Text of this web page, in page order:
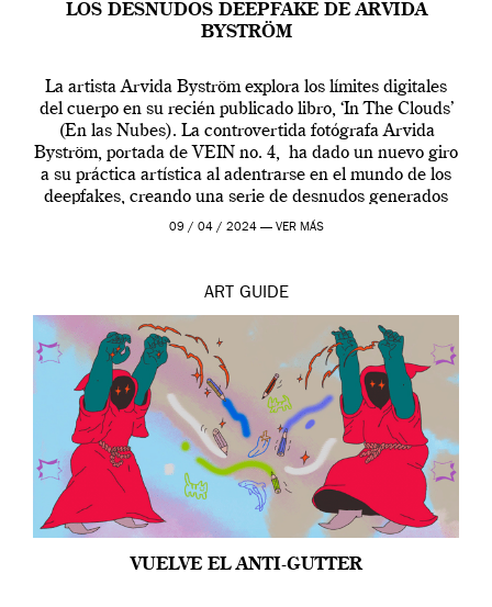
LOS DESNUDOS DEEPFAKE DE ARVIDA
BYSTRÖM
La artista Arvida Byström explora los límites digitales
del cuerpo en su recién publicado libro, ‘In The Clouds’
(En las Nubes). La controvertida fotógrafa Arvida
Byström, portada de VEIN no. 4, ha dado un nuevo giro
a su práctica artística al adentrarse en el mundo de los
deepfakes, creando una serie de desnudos generados
por […]
09 / 04 / 2024 — VER MÁS
ART GUIDE
VUELVE EL ANTI-GUTTER